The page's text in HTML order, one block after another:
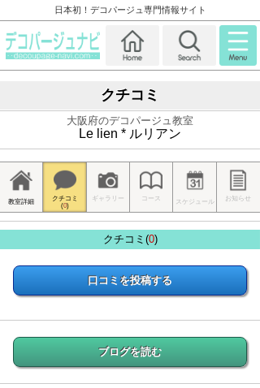
日本初！デコパージュ専門情報サイト
クチコミ
大阪府のデコパージュ教室
Le lien * ルリアン
教室詳細
クチコミ
(0)
ギャラリー コース スケジュール お知らせ
クチコミ(0)
口コミを投稿する
ブログを読む